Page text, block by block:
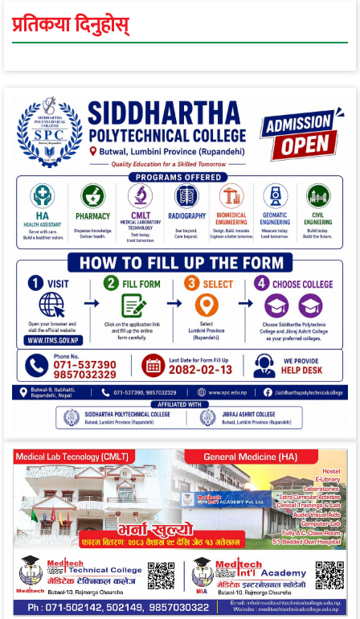
प्रतिकया दिनुहोस्